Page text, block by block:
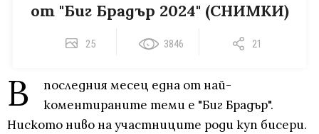
от "Биг Брадър 2024" (СНИМКИ)
25 3846 21
В
последния месец една от най-
коментираните теми е "Биг Брадър".
Ниското ниво на участниците роди куп бисери.